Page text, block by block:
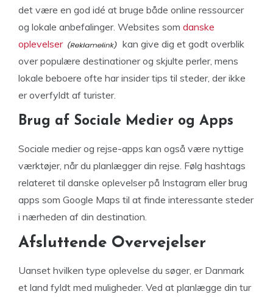
det være en god idé at bruge både online ressourcer
og lokale anbefalinger. Websites som danske
oplevelser
kan give dig et godt overblik
over populære destinationer og skjulte perler, mens
lokale beboere ofte har insider tips til steder, der ikke
er overfyldt af turister.
Brug af Sociale Medier og Apps
Sociale medier og rejse-apps kan også være nyttige
værktøjer, når du planlægger din rejse. Følg hashtags
relateret til danske oplevelser på Instagram eller brug
apps som Google Maps til at finde interessante steder
i nærheden af din destination.
Afsluttende Overvejelser
Uanset hvilken type oplevelse du søger, er Danmark
et land fyldt med muligheder. Ved at planlægge din tur